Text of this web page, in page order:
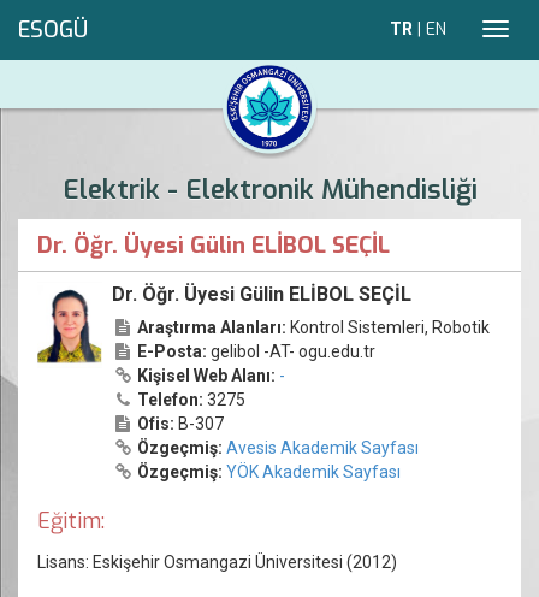
ESOGÜ TR | EN
Elektrik - Elektronik Mühendisliği
Dr. Öğr. Üyesi Gülin ELİBOL SEÇİL
Dr. Öğr. Üyesi Gülin ELİBOL SEÇİL
Araştırma Alanları: Kontrol Sistemleri, Robotik
E-Posta: gelibol -AT- ogu.edu.tr
Kişisel Web Alanı: -
Telefon: 3275
Ofis: B-307
Özgeçmiş: Avesis Akademik Sayfası
Özgeçmiş: YÖK Akademik Sayfası
Eğitim:
Lisans: Eskişehir Osmangazi Üniversitesi (2012)